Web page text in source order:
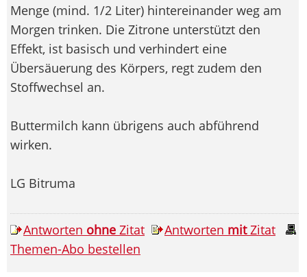
Menge (mind. 1/2 Liter) hintereinander weg am
Morgen trinken. Die Zitrone unterstützt den
Effekt, ist basisch und verhindert eine
Übersäuerung des Körpers, regt zudem den
Stoffwechsel an.
Buttermilch kann übrigens auch abführend
wirken.
LG Bitruma
Antworten ohne Zitat Antworten mitZitat
Themen-Abo bestellen